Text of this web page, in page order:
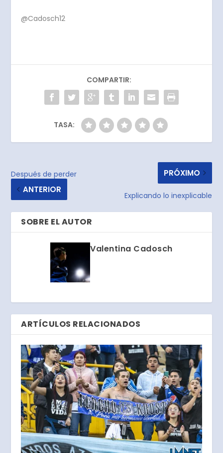
@Cadosch12
COMPARTIR:
TASA:
Después de perder
ANTERIOR
PRÓXIMO
Explicando lo inexplicable
SOBRE EL AUTOR
Valentina Cadosch
ARTÍCULOS RELACIONADOS